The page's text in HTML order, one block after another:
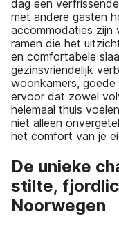
dag een
met andere gasten
accommodaties zijn
ramen die het
en comfortabele
gezinsvriendelijk
woonkamers,
ervoor dat zowel
helemaal thuis
niet alleen
het comfort van je
De unieke
stilte,
Noorwegen